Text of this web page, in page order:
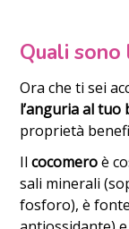
Quali sono
Ora che ti sei
l’anguria al tuo
proprietà
Ilcocomeroè
sali minerali
fosforo), è